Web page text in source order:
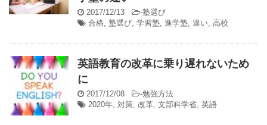
2017/12/13 -塾選び
合格, 塾選び, 学習塾, 進学塾, 違い, 高校
英語教育の改革に乗り遅れないため
に
2017/12/08 -勉強方法
2020年, 対策, 改革, 文部科学省, 英語